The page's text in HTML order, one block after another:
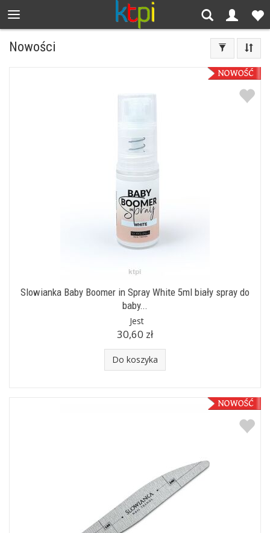
Nowości
Slowianka Baby Boomer in Spray White 5ml biały spray do
baby...
Jest
30,60 zł
Do koszyka